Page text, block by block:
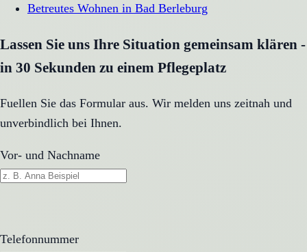
Betreutes Wohnen in Bad Berleburg
Lassen Sie uns Ihre Situation gemeinsam klären -
in 30 Sekunden zu einem Pflegeplatz
Fuellen Sie das Formular aus. Wir melden uns zeitnah und
unverbindlich bei Ihnen.
Vor- und Nachname
Telefonnummer